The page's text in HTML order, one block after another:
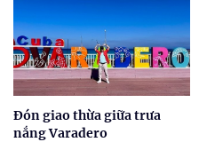
Đón giao thừa giữa trưa
nắng Varadero